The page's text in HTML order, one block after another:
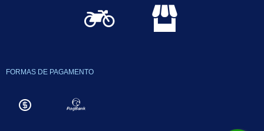
FORMAS DE PAGAMENTO